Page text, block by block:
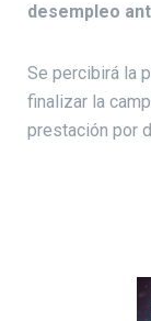
desempleo
Se percibirá la
finalizar la
prestación por